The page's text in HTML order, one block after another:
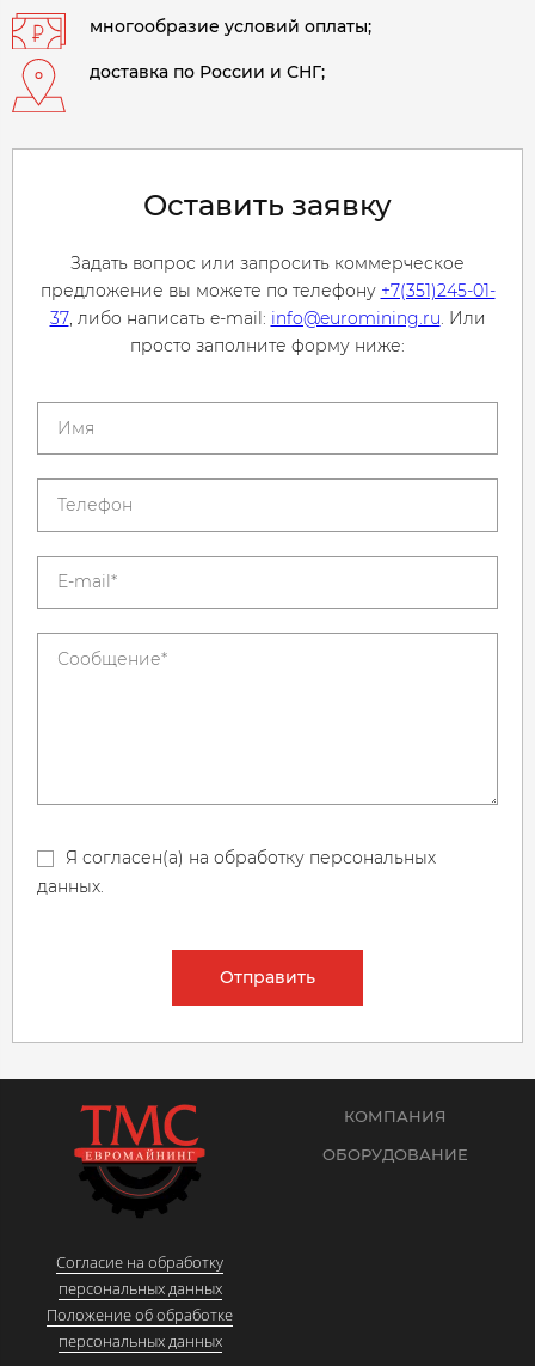
многообразие условий оплаты;
доставка по России и СНГ;
Оставить заявку
Задать вопрос или запросить коммерческое
предложение вы можете по телефону +7(351)245-01-
37, либо написать e-mail: info@euromining.ru. Или
просто заполните форму ниже:
Я согласен(а) на обработку персональных
данных.
Отправить
Согласие на обработку
персональных данных
Положение об обработке
персональных данных
КОМПАНИЯ
ОБОРУДОВАНИЕ